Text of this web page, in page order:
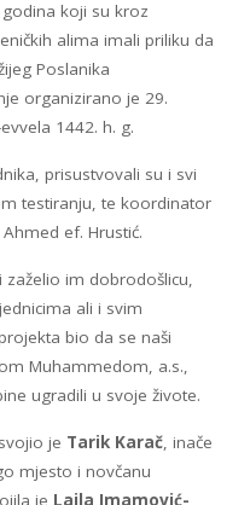
koji su kroz
alima imali priliku da
Poslanika
organizirano je 29.
1442. h. g.
prisustvovali su i svi
testiranju, te koordinator
ef. Hrustić.
im dobrodošlicu,
ali i svim
bio da se naši
Muhammedom, a.s.,
ugradili u svoje živote.
je Tarik Karač, inače
mjesto i novčanu
je Lajla Imamović-